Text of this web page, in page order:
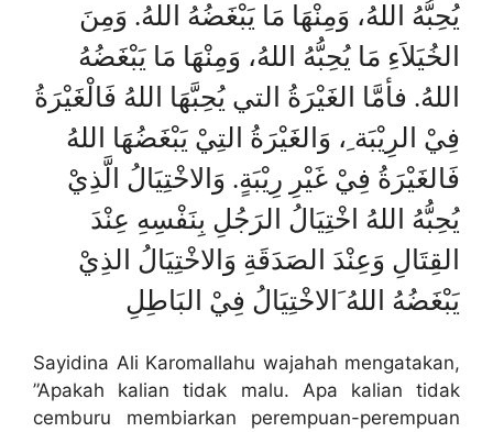
يُحِبُّهُ اللهُ، وَمِنْهَا مَا يَبْغَضُهُ اللهُ. وَمِنَ
الخُيَلاَءِ مَا يُحِبُّهُ اللهُ، وَمِنْهَا مَا يَبْغَضُهُ
اللهُ. فأمَّا الغَيْرَةُ التي يُحِبَّهَا اللهُ فَالْغَيْرَةُ
فِيْ الرِيْبَة ِ، وَالغَيْرَةُ التِيْ يَبْغَضُهَا اللهُ
فَالغَيْرَةُ فِيْ غَيْرِ رِيْبَةٍ. وَالاخْتِيَالُ الَّذِيْ
يُحِبُّهُ اللهُ اخْتِيَالُ الرَجُلِ بِنَفْسِهِ عِنْدَ
القِتَالِ وَعِنْدَ الصَدَقَةِ وَالاخْتِيَالُ الذِيْ
يَبْغَضُهُ اللهُ َالاخْتِيَالُ فِيْ البَاطِلِ
Sayidina Ali Karomallahu wajahah mengatakan,
”Apakah kalian tidak malu. Apa kalian tidak
cemburu membiarkan perempuan-perempuan